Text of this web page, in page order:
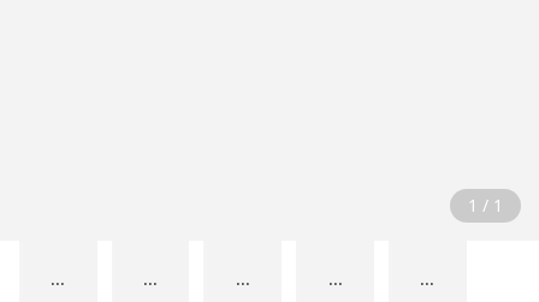
1 / 1
... ... ... ... ...